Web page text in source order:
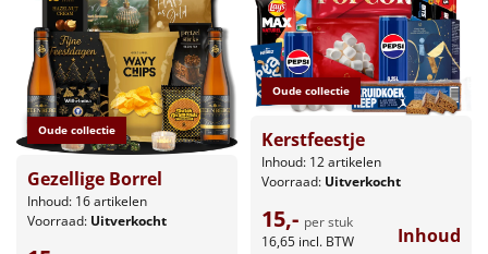
Oude collectie
Gezellige Borrel
Inhoud: 16 artikelen
Voorraad: Uitverkocht
Oude collectie
Kerstfeestje
Inhoud: 12 artikelen
Voorraad: Uitverkocht
15,- per stuk
16,65 incl. BTW Inhoud